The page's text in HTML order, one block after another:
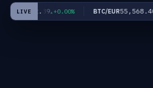
LIVE
JPY182.39 +0.00% BTC/EUR55,568.40